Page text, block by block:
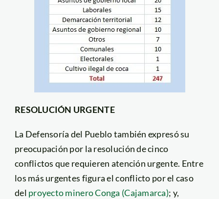
RESOLUCIÓN URGENTE
La Defensoría del Pueblo también expresó su
preocupación por la resolución de cinco
conflictos que requieren atención urgente. Entre
los más urgentes figura el conflicto por el caso
del proyecto minero Conga (Cajamarca); y,